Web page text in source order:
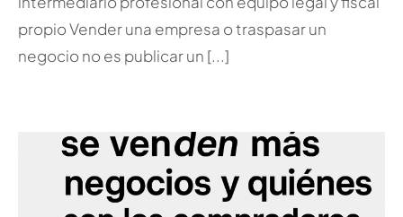
propio Vender una empresa o traspasar un
negocio no es publicar un [...]